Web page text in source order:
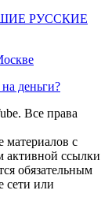
РУССКИЕ
деньги?
Все права
материалов с
активной ссылки
обязательным
сети или